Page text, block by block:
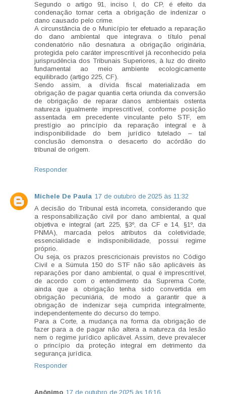
Segundo o artigo 91, inciso I, do CP, é efeito da
condenação tornar certa a obrigação de indenizar o
dano causado pelo crime.
A circunstância de o Município ter efetuado a reparação
do dano ambiental que integrava o título penal
condenatório não desnatura a obrigação originária,
protegida pelo caráter imprescritível já reconhecido pela
jurisprudência dos Tribunais Superiores, à luz do direito
fundamental ao meio ambiente ecologicamente
equilibrado (artigo 225, CF).
Sendo assim, a dívida fiscal materializada em
obrigação de pagar quantia certa oriunda da conversão
de obrigação de reparar danos ambientais ostenta
natureza igualmente imprescritível, conforme posição
assentada em precedente vinculante pelo STF, em
prestígio ao princípio da reparação integral e à
indisponibilidade do bem jurídico tutelado – tal
conclusão demonstra o desacerto do acórdão do
tribunal de origem.
Responder
Michele De Paula 17 de outubro de 2025 às 11:32
A decisão do Tribunal está incorreta, considerando que
a responsabilização civil por dano ambiental, a qual
objetiva e integral (art. 225, §3º, da CF e 14, §1º, da
PNMA), marcada pelos atributos da coletividade,
essencialidade e indisponibilidade, possui regime
próprio.
Ou seja, os prazos prescricionais previstos no Código
Civil e a Súmula 150 do STF não são aplicáveis às
reparações por dano ambiental, o qual é imprescritível,
de acordo com o entendimento da Suprema Corte,
ainda que a obrigação tenha sido convertida em
obrigação pecuniária, de modo a garantir que a
obrigação de indenizar seja cumprida integralmente,
independentemente do decurso do tempo.
Para a Corte, a mudança na forma da obrigação de
fazer para a de pagar não altera a natureza da lesão
nem o regime jurídico aplicável. Assim, deve prevalecer
o princípio da proteção integral em detrimento da
segurança jurídica.
Responder
Anônimo 17 de outubro de 2025 às 16:16